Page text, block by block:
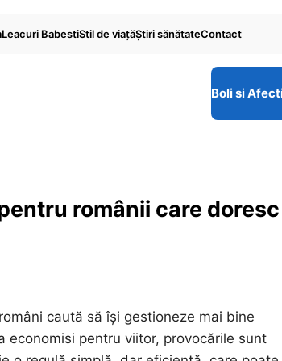
Leacuri BabestiStil de viaţăŞtiri sănătateContact
Boli si
românii care doresc
caută să își gestioneze mai bine
economisi pentru viitor, provocările sunt